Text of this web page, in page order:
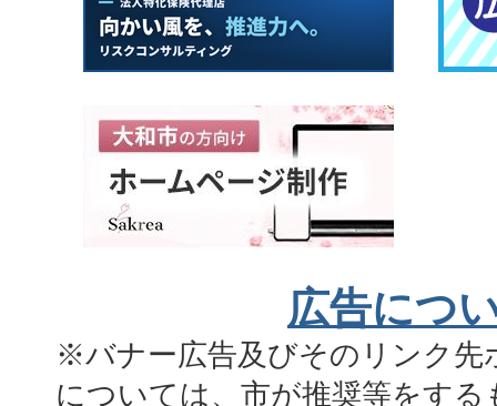
広告につ
※バナー広告及びそのリンク先
については、市が推奨等をす